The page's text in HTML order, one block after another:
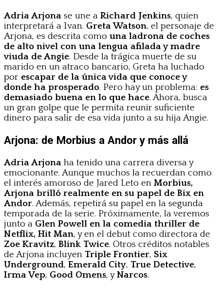
Adria Arjona se une a Richard Jenkins, quien
interpretará a Ivan. Greta Watson, el personaje de
Arjona, es descrita como una ladrona de coches
de alto nivel con una lengua afilada y madre
viuda de Angie. Desde la trágica muerte de su
marido en un atraco bancario, Greta ha luchado
por escapar de la única vida que conoce y
donde ha prosperado. Pero hay un problema: es
demasiado buena en lo que hace. Ahora, busca
un gran golpe que le permita reunir suficiente
dinero para salir de esa vida junto a su hija Angie.
Arjona: de Morbius a Andor y más allá
Adria Arjona ha tenido una carrera diversa y
emocionante. Aunque muchos la recuerdan como
el interés amoroso de Jared Leto en Morbius,
Arjona brilló realmente en su papel de Bix en
Andor. Además, repetirá su papel en la segunda
temporada de la serie. Próximamente, la veremos
junto a Glen Powell en la comedia thriller de
Netflix, Hit Man, y en el debut como directora de
Zoe Kravitz, Blink Twice. Otros créditos notables
de Arjona incluyen Triple Frontier, Six
Underground, Emerald City, True Detective,
Irma Vep, Good Omens, yNarcos.